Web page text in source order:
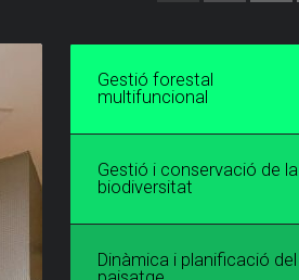
Gestió forestal
multifuncional
Gestió i conservació de la
biodiversitat
Dinàmica i planificació del